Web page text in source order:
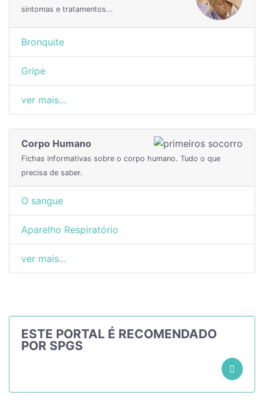
sintomas e tratamentos...
Bronquite
Gripe
ver mais...
Corpo Humano
Fichas informativas sobre o corpo humano. Tudo o que
precisa de saber.
O sangue
Aparelho Respiratório
ver mais...
ESTE PORTAL É RECOMENDADO
POR SPGS